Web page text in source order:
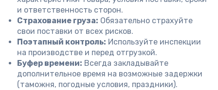
и ответственность сторон.
Страхование груза: Обязательно страхуйте
свои поставки от всех рисков.
Поэтапный контроль: Используйте инспекции
на производстве и перед отгрузкой.
Буфер времени: Всегда закладывайте
дополнительное время на возможные задержки
(таможня, погодные условия, праздники).